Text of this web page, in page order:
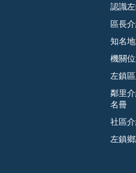
認識
區長
知名
機關
左鎮
鄰里
名冊
社區
左鎮